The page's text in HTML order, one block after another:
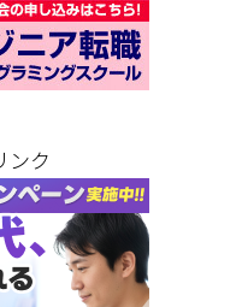
ンク